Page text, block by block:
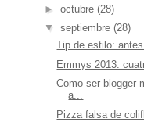
► octubre (28)
▼ septiembre (28)
Tip de estilo:
Emmys 2013:
Como ser blogger
a...
Pizza falsa de